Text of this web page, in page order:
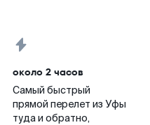
около 2 часов
Самый быстрый
прямой перелет из Уфы
туда и обратно,